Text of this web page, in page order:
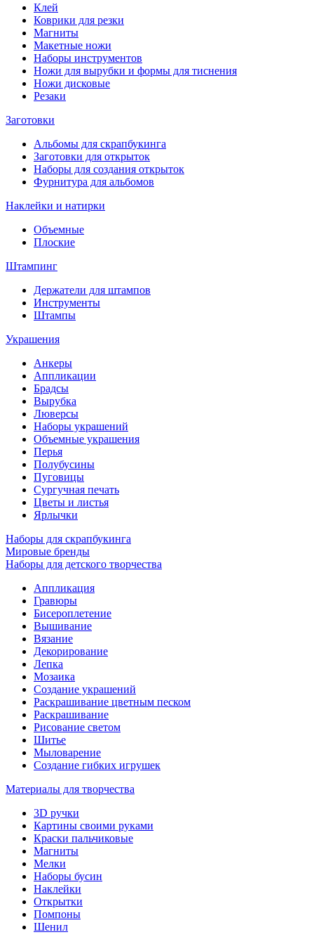
Клей
Коврики для резки
Магниты
Макетные ножи
Наборы инструментов
Ножи для вырубки и формы для тиснения
Ножи дисковые
Резаки
Заготовки
Альбомы для скрапбукинга
Заготовки для открыток
Наборы для создания открыток
Фурнитура для альбомов
Наклейки и натирки
Объемные
Плоские
Штампинг
Держатели для штампов
Инструменты
Штампы
Украшения
Анкеры
Аппликации
Брадсы
Вырубка
Люверсы
Наборы украшений
Объемные украшения
Перья
Полубусины
Пуговицы
Сургучная печать
Цветы и листья
Ярлычки
Наборы для скрапбукинга
Мировые бренды
Наборы для детского творчества
Аппликация
Гравюры
Бисероплетение
Вышивание
Вязание
Декорирование
Лепка
Мозаика
Создание украшений
Раскрашивание цветным песком
Раскрашивание
Рисование светом
Шитье
Мыловарение
Создание гибких игрушек
Материалы для творчества
3D ручки
Картины своими руками
Краски пальчиковые
Магниты
Мелки
Наборы бусин
Наклейки
Открытки
Помпоны
Шенил